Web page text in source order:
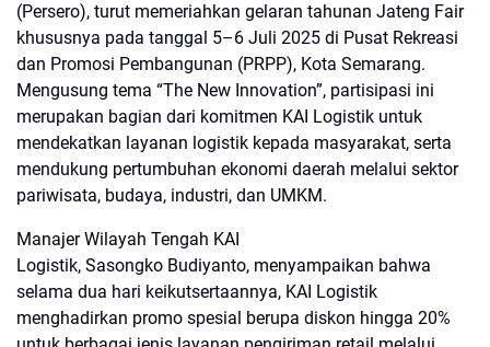
(Persero), turut memeriahkan gelaran tahunan Jateng Fair
khususnya pada tanggal 5–6 Juli 2025 di Pusat Rekreasi
dan Promosi Pembangunan (PRPP), Kota Semarang.
Mengusung tema “The New Innovation”, partisipasi ini
merupakan bagian dari komitmen KAI Logistik untuk
mendekatkan layanan logistik kepada masyarakat, serta
mendukung pertumbuhan ekonomi daerah melalui sektor
pariwisata, budaya, industri, dan UMKM.
Manajer Wilayah Tengah KAI
Logistik, Sasongko Budiyanto, menyampaikan bahwa
selama dua hari keikutsertaannya, KAI Logistik
menghadirkan promo spesial berupa diskon hingga 20%